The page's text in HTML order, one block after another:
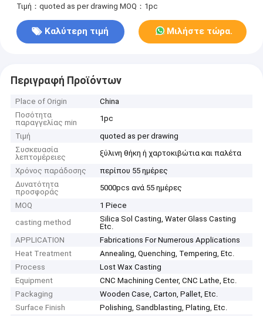
Τιμή：quoted as per drawing MOQ：1pc
Καλύτερη τιμή Μιλήστε τώρα.
Περιγραφή Προϊόντων
Place of Origin
China
Ποσότητα
παραγγελίας min
1pc
Τιμή
quoted as per drawing
Συσκευασία
λεπτομέρειες
ξύλινη θήκη ή χαρτοκιβώτια και παλέτα
Χρόνος παράδοσης
περίπου 55 ημέρες
Δυνατότητα
προσφοράς
5000pcs ανά 55 ημέρες
MOQ
1 Piece
casting method
Silica Sol Casting, Water Glass Casting
Etc.
APPLICATION
Fabrications For Numerous Applications
Heat Treatment
Annealing, Quenching, Tempering, Etc.
Process
Lost Wax Casting
Equipment
CNC Machining Center, CNC Lathe, Etc.
Packaging
Wooden Case, Carton, Pallet, Etc.
Surface Finish
Polishing, Sandblasting, Plating, Etc.